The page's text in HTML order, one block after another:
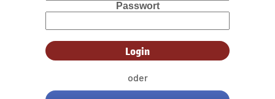
Passwort
oder